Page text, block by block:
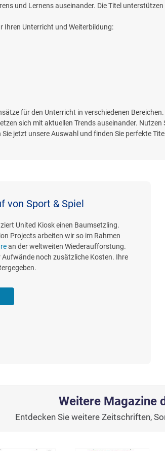
und Lernens auseinander. Die Titel
Ihren Unterricht und Weiterbildung:
für den Unterricht in verschiedenen
sich mit aktuellen Trends auseinander.
jetzt unsere Auswahl und finden Sie perfekte
von Sport & Spiel
United Kiosk einen Baumsetzling.
Projects arbeiten wir so im Rahmen
an der weltweiten Wiederaufforstung.
noch zusätzliche Kosten. Ihre
Weitere Magazine
Entdecken Sie weitere Zeitschriften,